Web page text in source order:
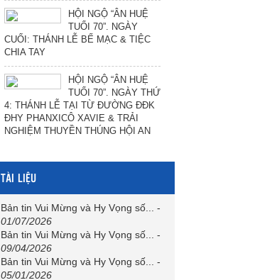
HỘI NGỘ “ÂN HUỆ
TUỔI 70”. NGÀY
CUỐI: THÁNH LỄ BẾ MẠC & TIỆC
CHIA TAY
HỘI NGỘ “ÂN HUỆ
TUỔI 70”. NGÀY THỨ
4: THÁNH LỄ TẠI TỪ ĐƯỜNG ĐĐK
ĐHY PHANXICÔ XAVIE & TRẢI
NGHIỆM THUYỀN THÚNG HỘI AN
TÀI LIỆU
Bản tin Vui Mừng và Hy Vọng số...
-
01/07/2026
Bản tin Vui Mừng và Hy Vọng số...
-
09/04/2026
Bản tin Vui Mừng và Hy Vọng số...
-
05/01/2026